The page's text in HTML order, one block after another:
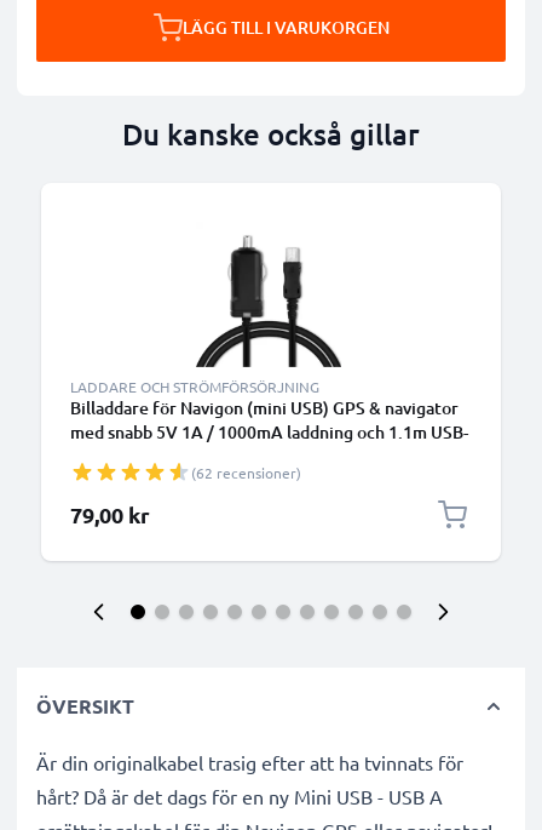
LÄGG TILL I VARUKORGEN
Du kanske också gillar
LADDARE OCH STRÖMFÖRSÖRJNING
Billaddare för Navigon (mini USB) GPS & navigator
med snabb 5V 1A / 1000mA laddning och 1.1m USB-
(62 recensioner)
79,00 kr
ÖVERSIKT
Är din originalkabel trasig efter att ha tvinnats för
hårt? Då är det dags för en ny Mini USB - USB A